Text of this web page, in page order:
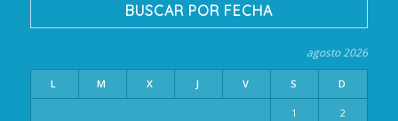
BUSCAR POR FECHA
agosto 2026
L M X J V S D
1 2